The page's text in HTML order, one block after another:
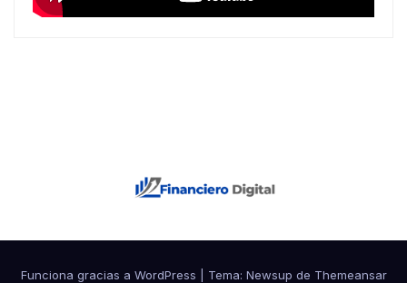
Funciona gracias a WordPress Tema: Newsup de Themeansar